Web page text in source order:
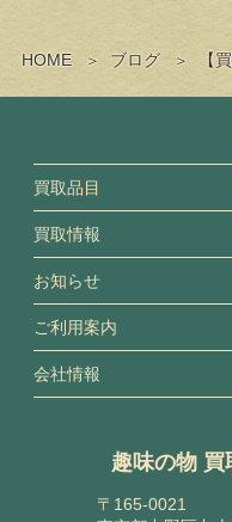
HOME ブログ 【
買取品目
買取情報
お知らせ
ご利用案内
会社情報
趣味の物
〒165-0021